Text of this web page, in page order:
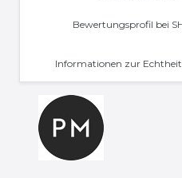
Bewertungsprofil bei
Informationen zur